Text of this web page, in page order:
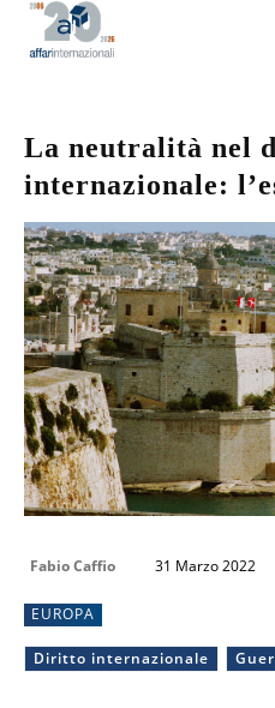
La neutralità nel
internazionale:
Fabio Caffio 31 Marzo 2022
EUROPA
Diritto internazionale